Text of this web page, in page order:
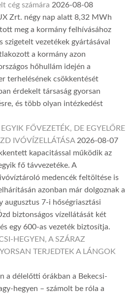
cég számára 2026-08-08
Zrt. négy nap alatt 8,32 MWh
meg a kormány felhívásához
szigetelt vezetékek gyártásával
a kormány azon
hőhullám idején a
terhelésének csökkentését
érdekelt társaság gyorsan
és több olyan intézkedést
FŐVEZETÉK, DE EGYELŐRE
IVÓVÍZELLÁTÁSA 2026-08-07
kapacitással működik az
fő távvezetéke. A
medencék feltöltése is
azonban már dolgoznak a
augusztus 7-i hőségriasztási
biztonságos vízellátását két
egy 600-as vezeték biztosítja.
HEGYEN, A SZÁRAZ
TERJEDTEK A LÁNGOK
a délelőtti órákban a Bekecsi-
hegyen – számolt be róla a